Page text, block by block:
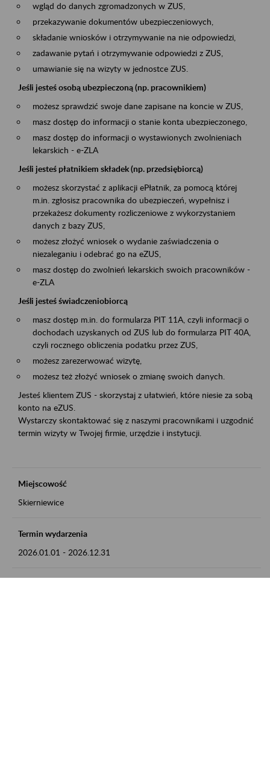
wgląd do danych zgromadzonych w ZUS,
przekazywanie dokumentów ubezpieczeniowych,
składanie wniosków i otrzymywanie na nie odpowiedzi,
zadawanie pytań i otrzymywanie odpowiedzi z ZUS,
umawianie się na wizyty w jednostce ZUS.
Jeśli jesteś osobą ubezpieczoną (np. pracownikiem)
możesz sprawdzić swoje dane zapisane na koncie w ZUS,
masz dostęp do informacji o stanie konta ubezpieczonego,
masz dostęp do informacji o wystawionych zwolnieniach
lekarskich - e-ZLA
Jeśli jesteś płatnikiem składek (np. przedsiębiorcą)
możesz skorzystać z aplikacji ePłatnik, za pomocą której
m.in. zgłosisz pracownika do ubezpieczeń, wypełnisz i
przekażesz dokumenty rozliczeniowe z wykorzystaniem
danych z bazy ZUS,
możesz złożyć wniosek o wydanie zaświadczenia o
niezaleganiu i odebrać go na eZUS,
masz dostęp do zwolnień lekarskich swoich pracowników -
e-ZLA
Jeśli jesteś świadczeniobiorcą
masz dostęp m.in. do formularza PIT 11A, czyli informacji o
dochodach uzyskanych od ZUS lub do formularza PIT 40A,
czyli rocznego obliczenia podatku przez ZUS,
możesz zarezerwować wizytę,
możesz też złożyć wniosek o zmianę swoich danych.
Jesteś klientem ZUS - skorzystaj z ułatwień, które niesie za sobą
konto na eZUS.
Wystarczy skontaktować się z naszymi pracownikami i uzgodnić
termin wizyty w Twojej firmie, urzędzie i instytucji.
Miejscowość
Skierniewice
Termin wydarzenia
2026.01.01 - 2026.12.31